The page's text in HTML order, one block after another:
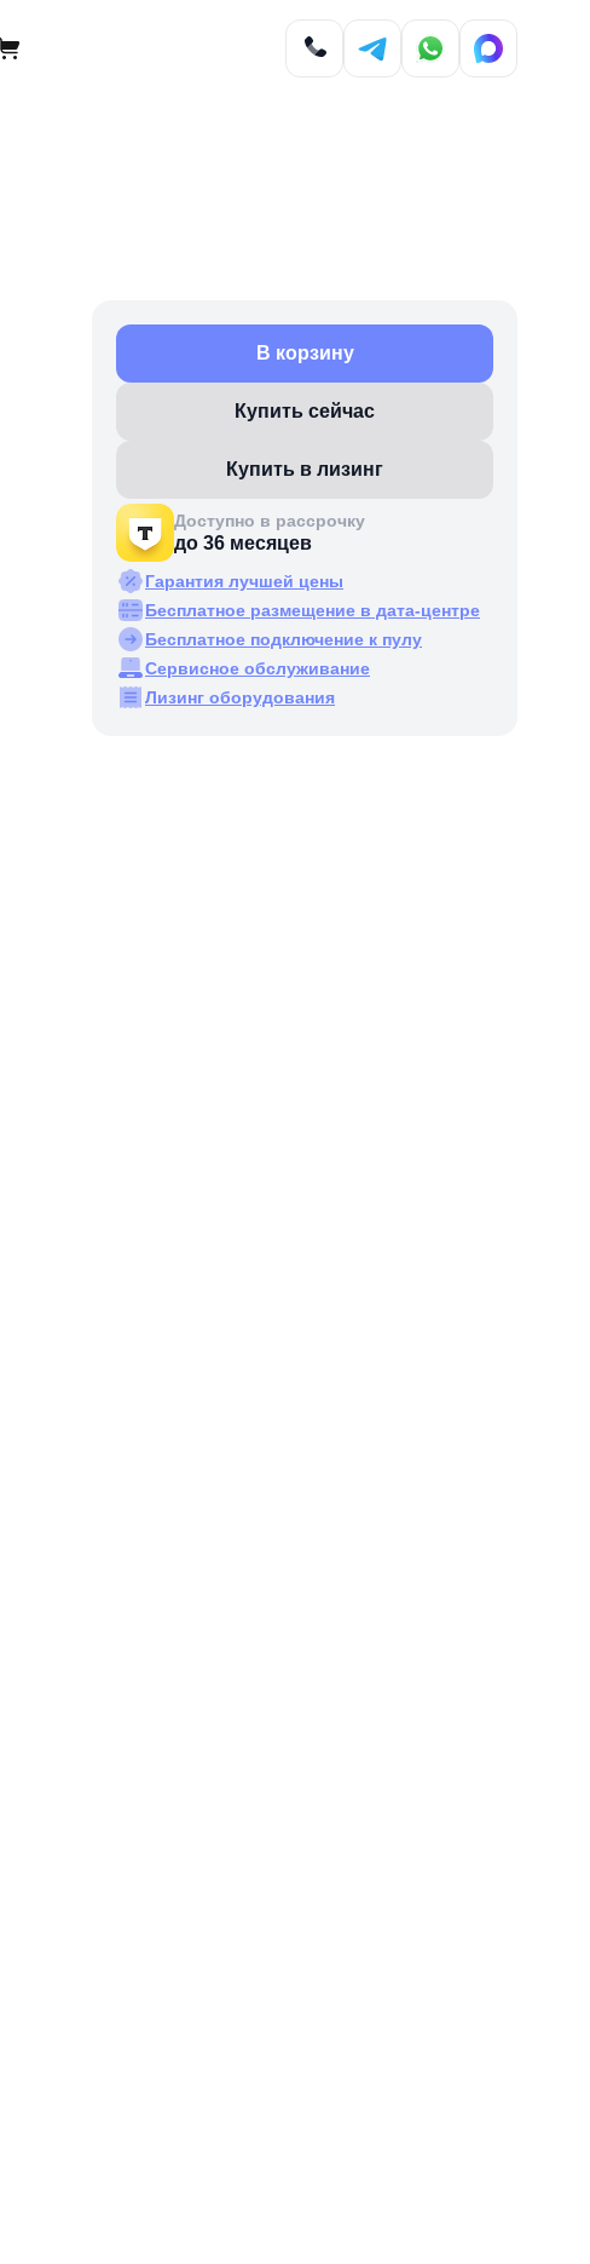
В корзину
Купить сейчас
Купить в лизинг
Доступно в рассрочку
до 36 месяцев
Гарантия лучшей цены
Бесплатное размещение в дата-центре
Бесплатное подключение к пулу
Сервисное обслуживание
Лизинг оборудования